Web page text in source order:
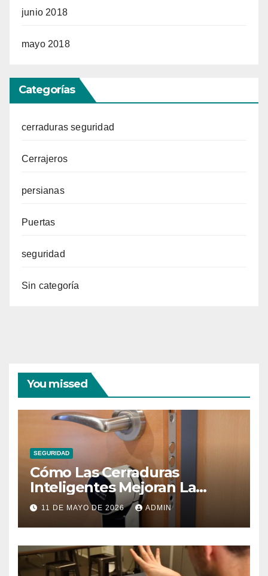
junio 2018
mayo 2018
Categorías
cerraduras seguridad
Cerrajeros
persianas
Puertas
seguridad
Sin categoría
You missed
SEGURIDAD
Cómo Las Cerraduras
Inteligentes Mejoran La
Seguridad Del Hogar
11 DE MAYO DE 2026 ADMIN